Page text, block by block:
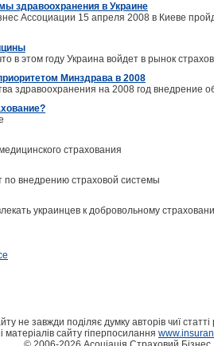
здравоохранения в Украине
Ассоциации 15 апреля 2008 в Киеве
в этом году Украина войдет в рынок
Минздрава в 2008
здравоохранения на 2008 год внедрение
страхования
внедрению страховой системы
украинцев к добровольному
не завжди поділяє думку авторів чиї
матеріалів сайту гіперпосилання